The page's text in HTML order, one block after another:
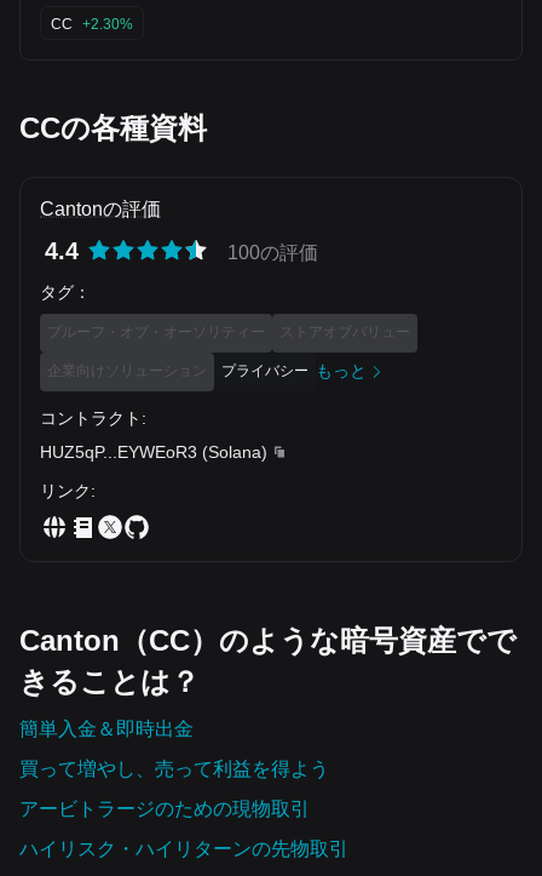
three weeks. However, it couldn’t keep the momentum going
earlier today. It still remains below that level, which has been
categorized as key for its short-term price performance.
rocketed to over 57%. Weekly Gainers and Losers
Ethereum jumped to almost $1,950 earlier this week, and
even though it has dropped by nearly $100 since then, it’s
still 4.2% up since last Sunday. ZEC is the biggest gainer
CRO have posted impressive increases as well, up to 8% in
the case of Crypto.com’s native token. In contrast, HYPE
has plunged by more than 9%. Nevertheless, it has
defended the $60 support and now sits inches above it.
BCH, CC, TAO, and AAVE have marked significant losses
since last Sunday as well. The total crypto market cap,
though, has increased by approximately $60 billion since
CG.
Logic The 1‑hour RSI is around 33, indicating limited buying
momentum. Price action is reacting near an important level,
CC +2.30%
CCの各種資料
Cantonの評価
4.4 100の評価
タグ ：
プルーフ・オブ・オーソリティー ストアオブバリュー
企業向けソリューション プライバシー もっと
コントラクト :
HUZ5qP... EYWEoR3 (Solana)
リンク:
Canton（CC）のような暗号資産でで
きることは？
簡単入金＆即時出金
買って増やし、売って利益を得よう
アービトラージのための現物取引
ハイリスク・ハイリターンの先物取引